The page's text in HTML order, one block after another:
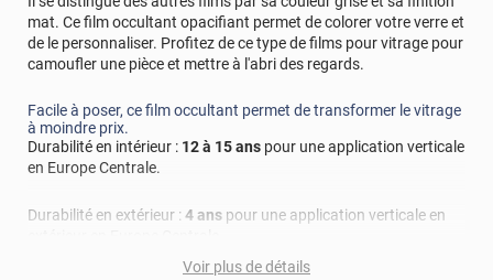
mat. Ce film occultant opacifiant permet de colorer votre verre et
de le personnaliser. Profitez de ce type de films pour vitrage pour
camoufler une pièce et mettre à l'abri des regards.
Facile à poser, ce film occultant permet de transformer le vitrage
à moindre prix.
Durabilité en intérieur : 12 à 15 ans pour une application verticale
en Europe Centrale.
Durabilité en extérieur :4 ans pour une application verticale en
Voir plus de détails